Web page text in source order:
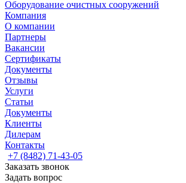
Оборудование очистных сооружений
Компания
О компании
Партнеры
Вакансии
Сертификаты
Документы
Отзывы
Услуги
Статьи
Документы
Клиенты
Дилерам
Контакты
+7 (8482) 71-43-05
Заказать звонок
Задать вопрос